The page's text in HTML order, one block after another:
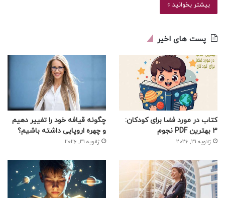
بیشتر بخوانید »
پست های اخیر
کتاب در مورد فضا برای کودکان:
3 بهترین PDF نجوم
ژانویه 31, 2026
چگونه قیافه خود را تغییر دهیم
و چهره اروپایی داشته باشیم؟
ژانویه 31, 2026